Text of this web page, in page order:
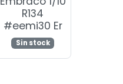
R134
#eemi30 Er
Sin stock